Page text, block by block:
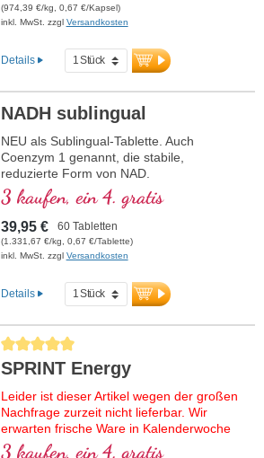
beteiligt ist. B-Vitamine bioaktiv!
(974,39 €/kg, 0,67 €/Kapsel)
inkl. MwSt. zzgl Versandkosten
Details
NADH sublingual
NEU als Sublingual-Tablette. Auch
Coenzym 1 genannt, die stabile,
reduzierte Form von NAD.
• kein Nano-NADH, keine Nano-Partikel!
• Sublingual zur besseren Aufnahme über
die Mundschleimhaut
• Frei von Zusatzstoffen
• Im Violettglas
3 kaufen, ein 4. gratis
39,95 € 60 Tabletten
(1.331,67 €/kg, 0,67 €/Tablette)
inkl. MwSt. zzgl Versandkosten
Details
Durchschnittliche Bewertung von 5 von 5 Sternen
SPRINT Energy
Leider ist dieser Artikel wegen der großen
Nachfrage zurzeit nicht lieferbar. Wir
erwarten frische Ware in Kalenderwoche
37/2026.
3 kaufen, ein 4. gratis